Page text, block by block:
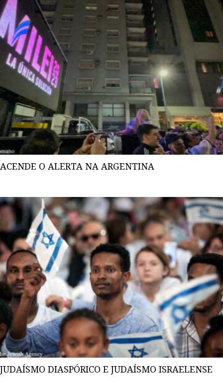
ACENDE O ALERTA NA ARGENTINA
JUDAÍSMO DIASPÓRICO E JUDAÍSMO ISRAELENSE